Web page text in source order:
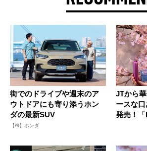
街でのドライブや週末のア
ウトドアにも寄り添うホン
ダの最新SUV
【PR】ホンダ
JTから
ースな
発売！